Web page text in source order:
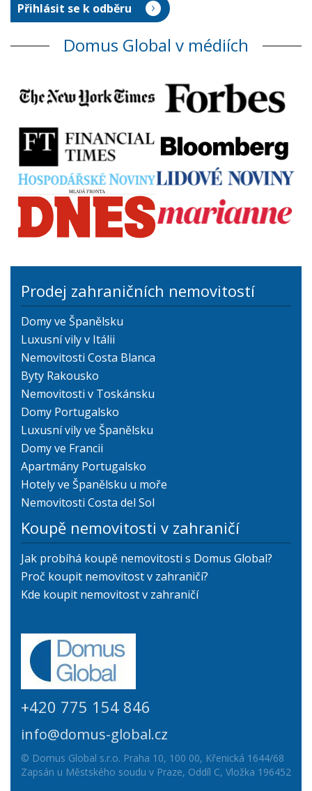
Domus Global v médiích
Prodej zahraničních nemovitostí
Domy ve Španělsku
Luxusní vily v Itálii
Nemovitosti Costa Blanca
Byty Rakousko
Nemovitosti v Toskánsku
Domy Portugalsko
Luxusní vily ve Španělsku
Domy ve Francii
Apartmány Portugalsko
Hotely ve Španělsku u moře
Nemovitosti Costa del Sol
Koupě nemovitosti v zahraničí
Jak probíhá koupě nemovitosti s Domus Global?
Proč koupit nemovitost v zahraničí?
Kde koupit nemovitost v zahraničí
+420 775 154 846
info@domus-global.cz
© Domus Global s.r.o. Praha 10, 100 00, Křenická 1644/68
Zapsán u Městského soudu v Praze, Oddíl C, Vložka 196452